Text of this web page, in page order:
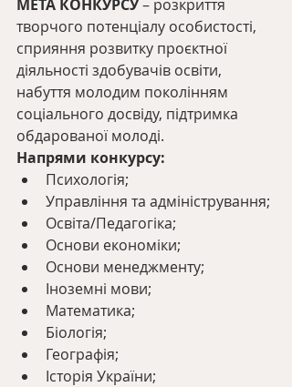
МЕТА КОНКУРСУ – розкриття
творчого потенціалу особистості,
сприяння розвитку проєктної
діяльності здобувачів освіти,
набуття молодим поколінням
соціального досвіду, підтримка
обдарованої молоді.
Напрями конкурсу:
Психологія;
Управління та адміністрування;
Освіта/Педагогіка;
Основи економіки;
Основи менеджменту;
Іноземні мови;
Математика;
Біологія;
Географія;
Історія України;